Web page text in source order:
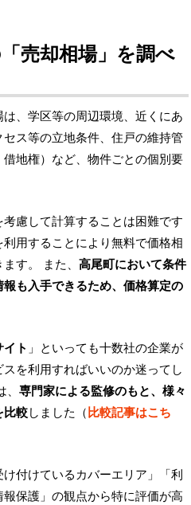
売却相場」を調べ
、学区等の周辺環境、近くにあ
ス等の立地条件、住戸の維持管
地権）など、物件ごとの個別要
慮して計算することは困難です
利用することにより無料で価格相
す。 また、 高尾町において条件
も入手できるため、価格算定の
ト 」といっても十数社の企業が
を利用すればいいのか迷ってし
専門家による監修のもと、様々
比較しました（比較記事はこち
付けているカバーエリア」「利
保護」の観点から特に評価が高